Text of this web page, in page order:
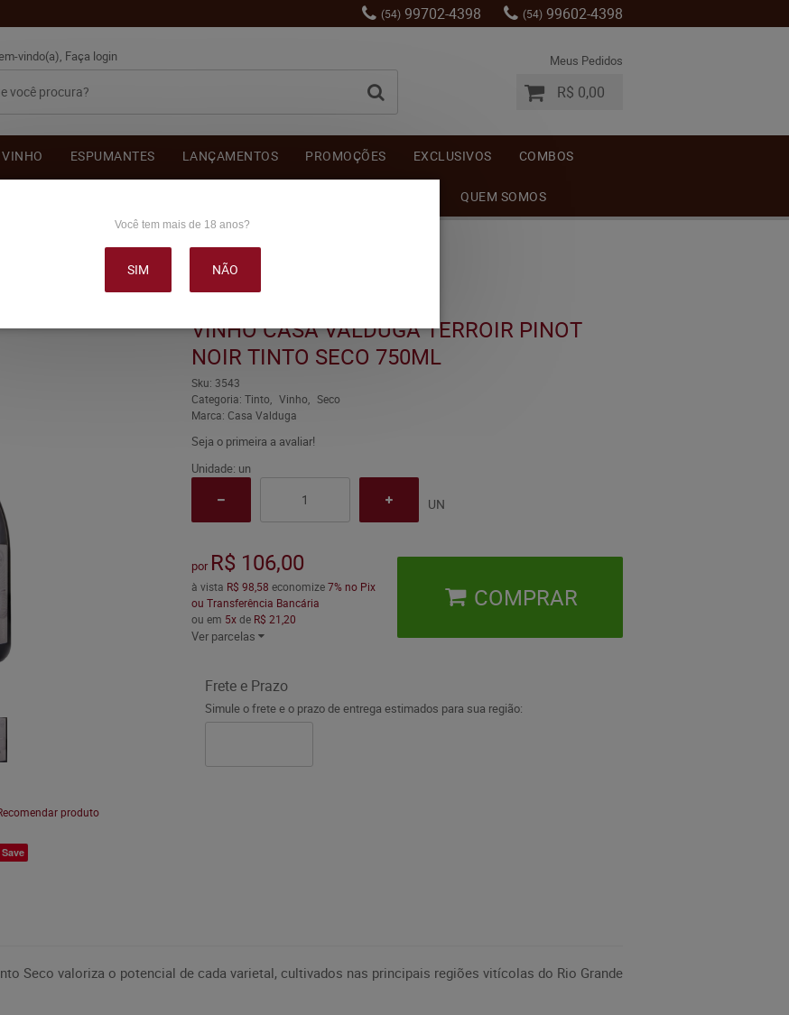
(54) 99702-4398 (54) 99602-4398
vindo(a), Faça login Meus Pedidos
R$ 0,00
VINHO ESPUMANTES LANÇAMENTOS PROMOÇÕES EXCLUSIVOS COMBOS
QUEM SOMOS
PINOT NOIR TINTO SECO 750ML
produto
Save
VINHO CASA VALDUGA TERROIR PINOT
NOIR TINTO SECO 750ML
Sku: 3543
Categoria: Tinto Vinho
Seco
Marca: Casa Valduga
Seja o primeira a avaliar!
Unidade: un
UN
por R$ 106,00
à vista R$ 98,58 economize7% no Pix
ou Transferência Bancária
ou em 5xde R$ 21,20
Ver parcelas
COMPRAR
Frete e Prazo
Simule o frete e o prazo de entrega estimados para sua região:
Seco valoriza o potencial de cada varietal, cultivados nas principais regiões vitícolas do Rio Grande
Você tem mais de 18 anos?
SIM NÃO